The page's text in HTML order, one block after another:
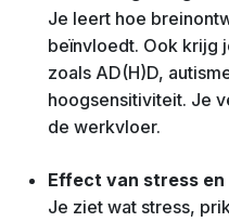
Je leert hoe
beïnvloedt. Ook krijg
zoals AD(H)D,
hoogsensitiviteit. Je
de werkvloer.
Effect van stress en
Je ziet wat stress,